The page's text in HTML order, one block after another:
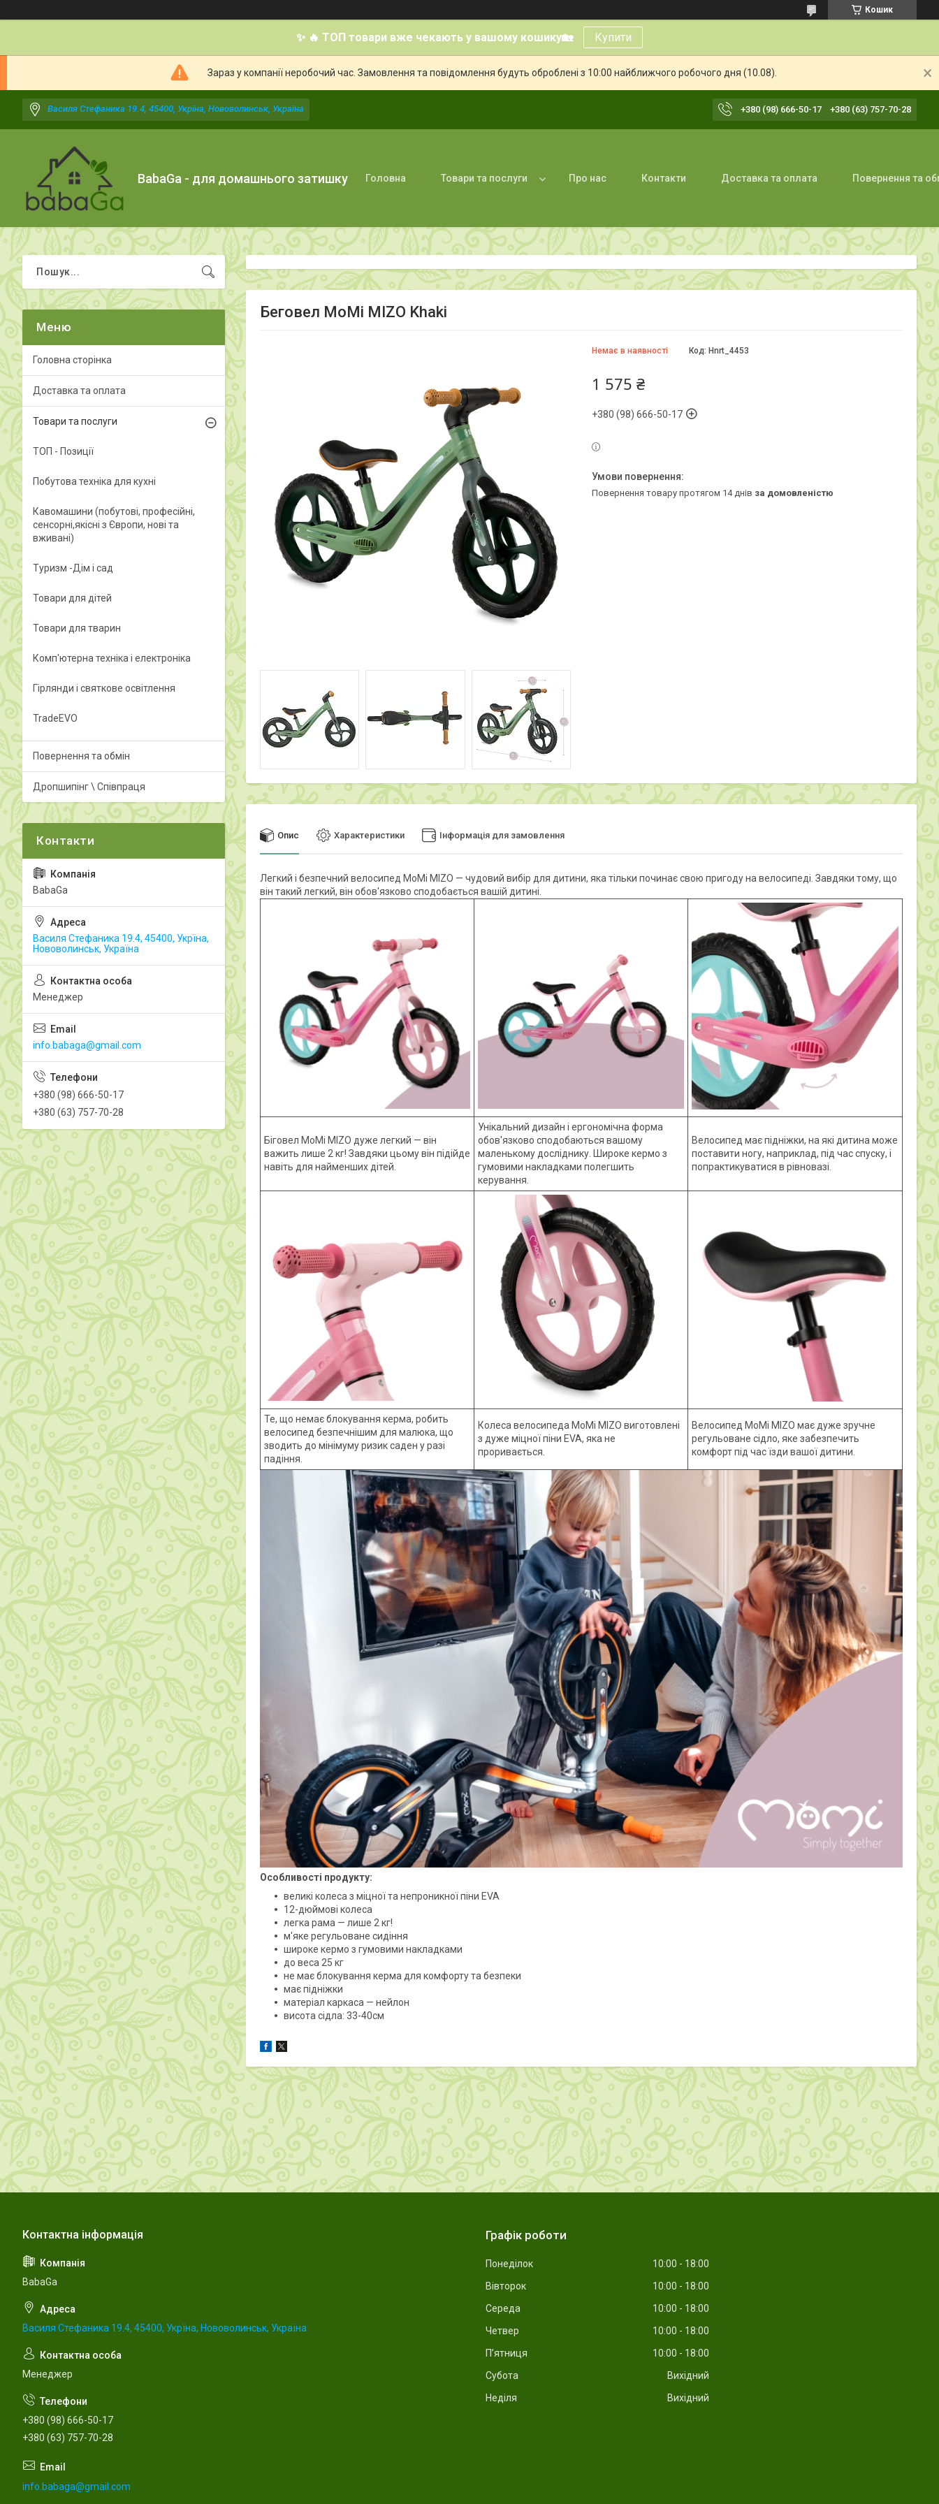
Кошик
✨ 🔥 ТОП товари вже чекають у вашому кошику🏡 Купити
Зараз у компанії неробочий час. Замовлення та повідомлення будуть оброблені з 10:00 найближчого робочого дня (10.08).
Василя Стефаника 19.4, 45400, Укрїна, Нововолинськ, Україна +380 (98) 666-50-17 +380 (63) 757-70-28
BabaGa - для домашнього затишку Головна Товари та послуги Про нас Контакти Доставка та оплата Повернення та
Беговел MoMi MIZO Khaki
Немає в наявності Код: Hnrt_4453
1 575 ₴
+380 (98) 666-50-17
повернення товару протягом 14 днів за домовленістю
Опис Характеристики Інформація для замовлення
Легкий і безпечний велосипед MoMi MIZO — чудовий вибір для дитини, яка тільки починає свою пригоду на велосипеді. Завдяки тому, що
він такий легкий, він обов'язково сподобається вашій дитині.
Біговел MoMi MIZO дуже легкий — він
важить лише 2 кг! Завдяки цьому він підійде
навіть для найменших дітей.
Унікальний дизайн і ергономічна форма
обов'язково сподобаються вашому
маленькому досліднику. Широке кермо з
гумовими накладками полегшить
керування.
Велосипед має підніжки, на які дитина може
поставити ногу, наприклад, під час спуску, і
попрактикуватися в рівновазі.
Те, що немає блокування керма, робить
велосипед безпечнішим для малюка, що
зводить до мінімуму ризик саден у разі
падіння.
Колеса велосипеда MoMi MIZO виготовлені
з дуже міцної піни EVA, яка не
проривається.
Велосипед MoMi MIZO має дуже зручне
регульоване сідло, яке забезпечить
комфорт під час їзди вашої дитини.
Особливості продукту:
великі колеса з міцної та непроникної піни EVA
12-дюймові колеса
легка рама — лише 2 кг!
м'яке регульоване сидіння
широке кермо з гумовими накладками
до веса 25 кг
не має блокування керма для комфорту та безпеки
має підніжки
матеріал каркаса — нейлон
висота сідла: 33-40см
Головна сторінка
Доставка та оплата
Товари та послуги
ТОП - Позиції
Побутова техніка для кухні
Кавомашини (побутові, професійні,
сенсорні,якісні з Європи, нові та
вживані)
Туризм -Дім і сад
Товари для дітей
Товари для тварин
Комп'ютерна техніка і електроніка
Гірлянди і святкове освітлення
TradeEVO
Повернення та обмін
Дропшипінг \ Співпраця
BabaGa
Василя Стефаника 19.4, 45400, Укрїна,
Нововолинськ, Україна
Менеджер
info.babaga@gmail.com
+380 (98) 666-50-17
+380 (63) 757-70-28
BabaGa
Василя Стефаника 19.4, 45400, Укрїна, Нововолинськ, Україна
Менеджер
+380 (98) 666-50-17
+380 (63) 757-70-28
info.babaga@gmail.com
Графік роботи
Понеділок 10:00
18:00
Вівторок
10:00
18:00
Середа
10:00
18:00
Четвер
10:00
18:00
Пʼятниця
10:00
18:00
Субота
Вихідний
Неділя
Вихідний